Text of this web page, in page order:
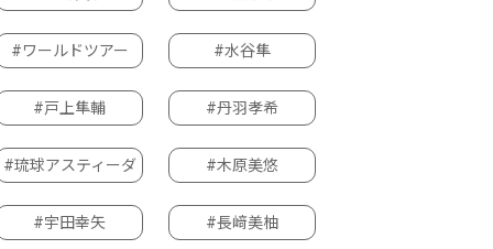
#ワールドツアー #水谷隼
#戸上隼輔 #丹羽孝希
#琉球アスティーダ #木原美悠
#宇田幸矢 #長﨑美柚